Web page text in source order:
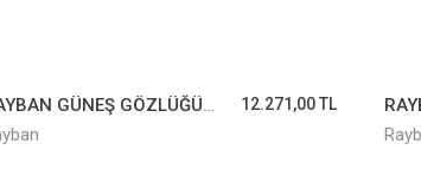
RAYBAN GÜNEŞ GÖZLÜĞÜ 3447-029*50
12.271,00 TL
Rayban